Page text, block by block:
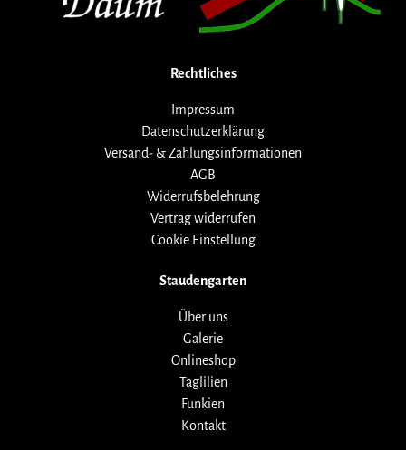
Rechtliches
Impressum
Datenschutzerklärung
Versand- & Zahlungsinformationen
AGB
Widerrufsbelehrung
Vertrag widerrufen
Cookie Einstellung
Staudengarten
Über uns
Galerie
Onlineshop
Taglilien
Funkien
Kontakt